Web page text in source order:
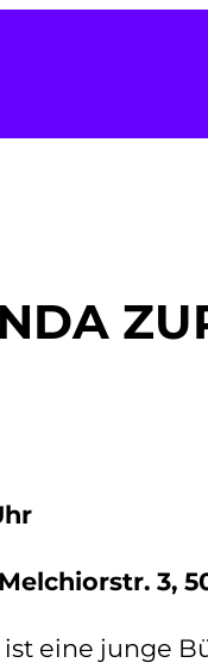
3,
eine junge